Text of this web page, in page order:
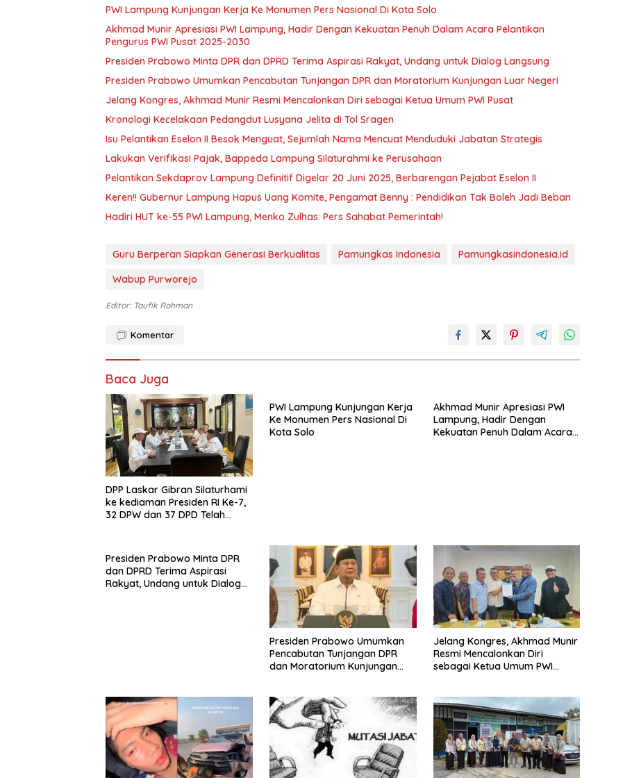
PWI Lampung Kunjungan Kerja Ke Monumen Pers Nasional Di Kota Solo
Akhmad Munir Apresiasi PWI Lampung, Hadir Dengan Kekuatan Penuh Dalam Acara Pelantikan
Pengurus PWI Pusat 2025-2030
Presiden Prabowo Minta DPR dan DPRD Terima Aspirasi Rakyat, Undang untuk Dialog Langsung
Presiden Prabowo Umumkan Pencabutan Tunjangan DPR dan Moratorium Kunjungan Luar Negeri
Jelang Kongres, Akhmad Munir Resmi Mencalonkan Diri sebagai Ketua Umum PWI Pusat
Kronologi Kecelakaan Pedangdut Lusyana Jelita di Tol Sragen
Isu Pelantikan Eselon II Besok Menguat, Sejumlah Nama Mencuat Menduduki Jabatan Strategis
Lakukan Verifikasi Pajak, Bappeda Lampung Silaturahmi ke Perusahaan
Pelantikan Sekdaprov Lampung Definitif Digelar 20 Juni 2025, Berbarengan Pejabat Eselon II
Keren!! Gubernur Lampung Hapus Uang Komite, Pengamat Benny : Pendidikan Tak Boleh Jadi Beban
Hadiri HUT ke-55 PWI Lampung, Menko Zulhas: Pers Sahabat Pemerintah!
Guru Berperan Siapkan Generasi Berkualitas Pamungkas Indonesia
Pamungkasindonesia.id
Wabup Purworejo
Editor: Taufik Rohman
Komentar
Baca Juga
DPP Laskar Gibran Silaturhami
ke kediaman Presiden RI Ke-7,
32 DPW dan 37 DPD Telah
PWI Lampung Kunjungan Kerja
Ke Monumen Pers Nasional Di
Kota Solo
Akhmad Munir Apresiasi PWI
Lampung, Hadir Dengan
Kekuatan Penuh Dalam Acara
Presiden Prabowo Minta DPR
dan DPRD Terima Aspirasi
Rakyat, Undang untuk Dialog
Presiden Prabowo Umumkan
Pencabutan Tunjangan DPR
dan Moratorium Kunjungan
Jelang Kongres, Akhmad Munir
Resmi Mencalonkan Diri
sebagai Ketua Umum PWI